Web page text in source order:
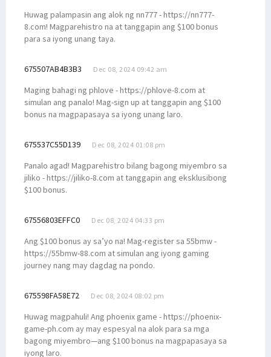
Huwag palampasin ang alok ng nn777 - https://nn777-
8.com! Magparehistro na at tanggapin ang $100 bonus
para sa iyong unang taya.
675507AB4B3B3 Dec 08, 2024 09:42 am
Maging bahagi ng phlove - https://phlove-8.com at
simulan ang panalo! Mag-sign up at tanggapin ang $100
bonus na magpapasaya sa iyong unang laro.
675537C55D139 Dec 08, 2024 01:08 pm
Panalo agad! Magparehistro bilang bagong miyembro sa
jiliko - https://jiliko-8.com at tanggapin ang eksklusibong
$100 bonus.
67556803EFFC0 Dec 08, 2024 04:33 pm
Ang $100 bonus ay sa’yo na! Mag-register sa 55bmw -
https://55bmw-88.com at simulan ang iyong gaming
journey nang may dagdag na pondo.
675598FA58E72 Dec 08, 2024 08:02 pm
Huwag magpahuli! Ang phoenix game - https://phoenix-
game-ph.com ay may espesyal na alok para sa mga
bagong miyembro—ang $100 bonus na magpapasaya sa
iyong laro.